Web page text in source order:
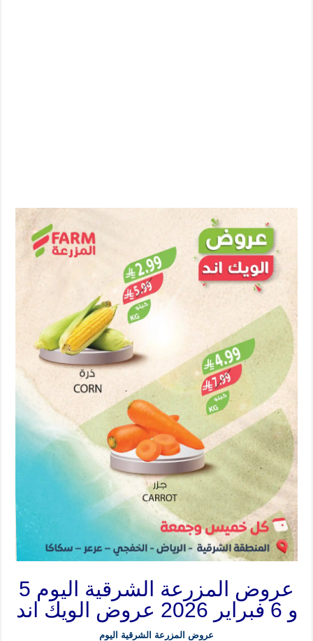
عروض المزرعة الشرقية اليوم 5
و 6 فبراير 2026 عروض الويك اند
عروض المزرعة الشرقية اليوم